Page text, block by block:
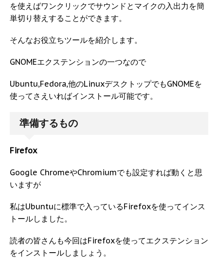
を使えばワンクリックでサウンドとマイクの入出力を簡
単切り替えすることができます。
そんなお役立ちツールを紹介します。
GNOMEエクステンションの一つなので
Ubuntu,Fedora,他のLinuxデスクトップでもGNOMEを
使ってさえいればインストール可能です。
準備するもの
Firefox
Google ChromeやChromiumでも設定すれば動くと思
いますが
私はUbuntuに標準で入っているFirefoxを使ってインス
トールしました。
読者の皆さんも今回はFirefoxを使ってエクステンション
をインストールしましょう。